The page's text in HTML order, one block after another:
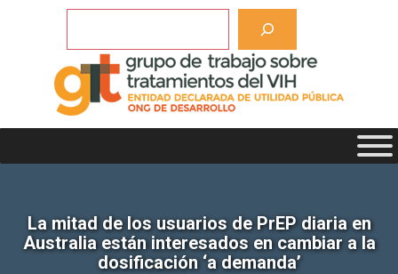
La mitad de los usuarios de PrEP diaria en
Australia están interesados en cambiar a la
dosificación ‘a demanda’